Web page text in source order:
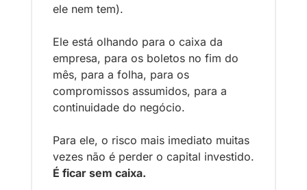
ele nem tem).
Ele está olhando para o caixa da
empresa, para os boletos no fim do
mês, para a folha, para os
compromissos assumidos, para a
continuidade do negócio.
Para ele, o risco mais imediato muitas
É ficar sem caixa.